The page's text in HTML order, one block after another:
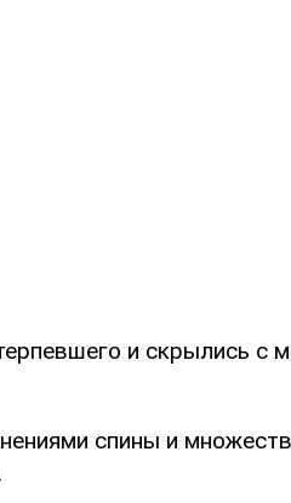
и скрылись с
спины и